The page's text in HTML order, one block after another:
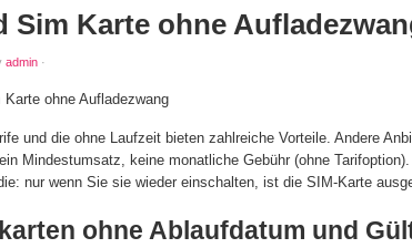
Sim Karte ohne
admin ·
und die ohne Laufzeit bieten zahlreiche Vorteile. Andere
Mindestumsatz, keine monatliche Gebühr (ohne
nur wenn Sie sie wieder einschalten, ist die SIM-Karte
ohne Ablaufdatum und